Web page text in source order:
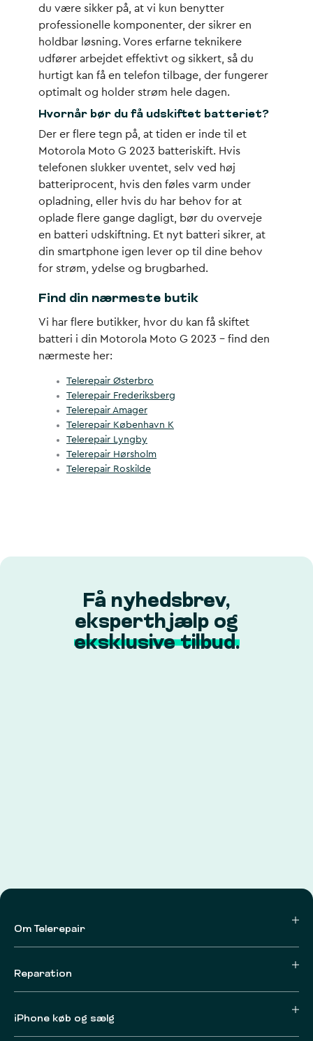
du være sikker på, at vi kun benytter
professionelle komponenter, der sikrer en
holdbar løsning. Vores erfarne teknikere
udfører arbejdet effektivt og sikkert, så du
hurtigt kan få en telefon tilbage, der fungerer
optimalt og holder strøm hele dagen.
Hvornår bør du få udskiftet batteriet?
Der er flere tegn på, at tiden er inde til et
Motorola Moto G 2023 batteriskift. Hvis
telefonen slukker uventet, selv ved høj
batteriprocent, hvis den føles varm under
opladning, eller hvis du har behov for at
oplade flere gange dagligt, bør du overveje
en batteri udskiftning. Et nyt batteri sikrer, at
din smartphone igen lever op til dine behov
for strøm, ydelse og brugbarhed.
Find din nærmeste butik
Vi har flere butikker, hvor du kan få skiftet
batteri i din Motorola Moto G 2023 – find den
nærmeste her:
Telerepair Østerbro
Telerepair Frederiksberg
Telerepair Amager
Telerepair København K
Telerepair Lyngby
Telerepair Hørsholm
Telerepair Roskilde
Få nyhedsbrev,
eksperthjælp og
eksklusive tilbud.
Om Telerepair
Reparation
iPhone køb og sælg